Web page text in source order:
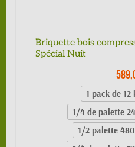
Briquette bois
Spécial Nuit
1 pack de 12
1/4 de palette
1/2 palette